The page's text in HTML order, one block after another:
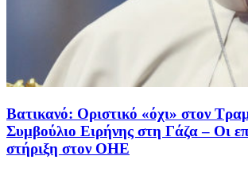
Βατικανό: Οριστικό «όχι» στον
Συμβούλιο Ειρήνης στη Γάζα – Οι
στήριξη στον ΟΗΕ